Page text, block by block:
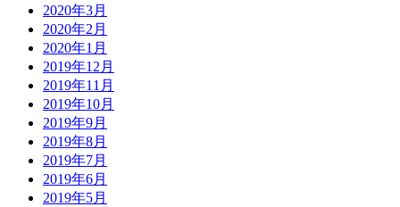
2020年3月
2020年2月
2020年1月
2019年12月
2019年11月
2019年10月
2019年9月
2019年8月
2019年7月
2019年6月
2019年5月